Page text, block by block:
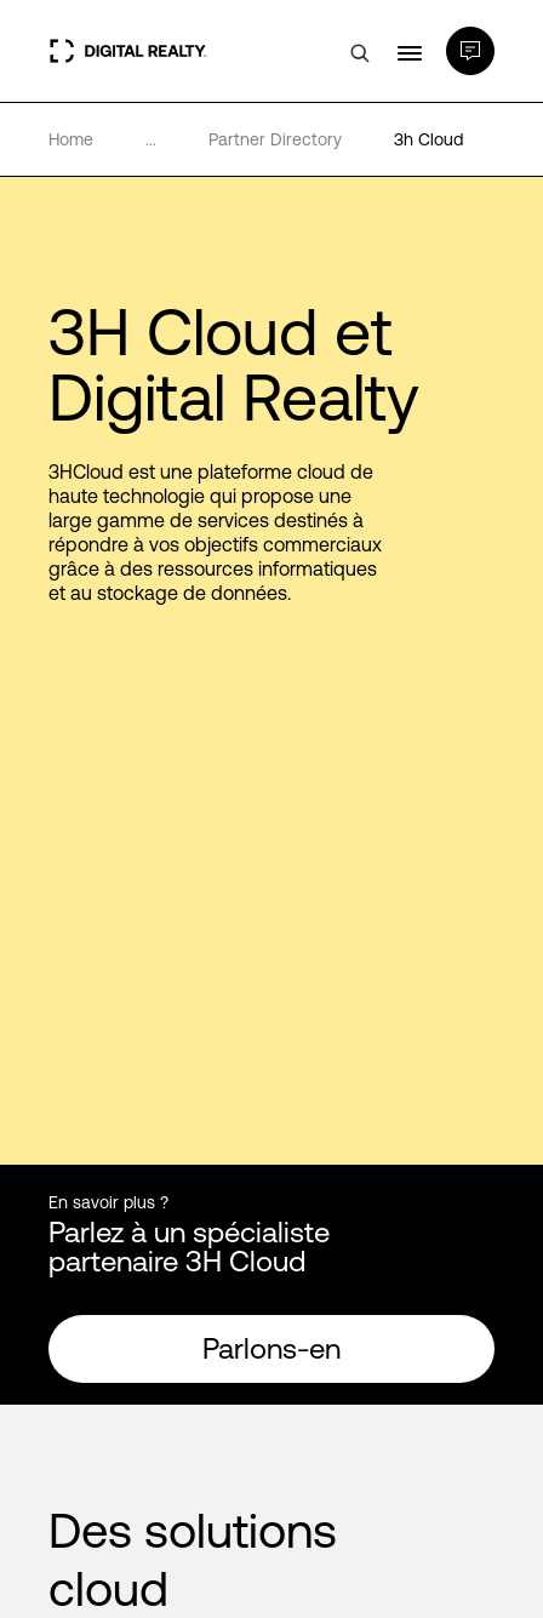
Data Centers
Expertise et ressources
A propos de nous
Language
Home ... Partner Directory 3h Cloud
3H Cloud et
Digital Realty
3HCloud est une plateforme cloud de
haute technologie qui propose une
large gamme de services destinés à
répondre à vos objectifs commerciaux
grâce à des ressources informatiques
et au stockage de données.
En savoir plus ?
Parlez à un spécialiste
partenaire 3H Cloud
Parlons-en
Des solutions
cloud